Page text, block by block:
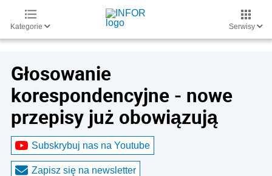
Kategorie Serwisy
Głosowanie
korespondencyjne - nowe
przepisy już obowiązują
Subskrybuj nas na Youtube
Zapisz się na newsletter